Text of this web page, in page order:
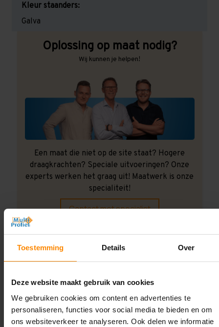
Toestemming Details Over
Deze website maakt gebruik van cookies
We gebruiken cookies om content en advertenties te
personaliseren, functies voor social media te bieden en om
ons websiteverkeer te analyseren. Ook delen we informatie
Kleur staanders:
Galva
Oplossing op maat nodig?
Wij kunnen je helpen!
Een maat die niet op de site staat? Hogere
draagkrachten? Speciale uitvoeringen? Onze
experts werken het graag uit! Maatwerk is onze
specialiteit!
Contact met specialist
Montage uitbesteden?